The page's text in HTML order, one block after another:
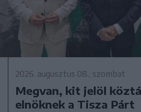
2026. augusztus 08., szombat
Megvan, kit jelöl
elnöknek a Tisza Párt